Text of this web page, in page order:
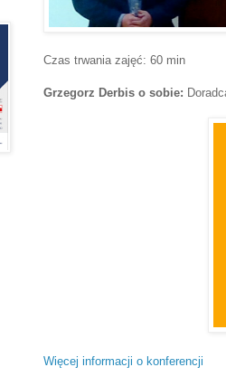
Czas trwania zajęć: 60 min
Grzegorz Derbis o sobie:
Więcej informacji o konferencji